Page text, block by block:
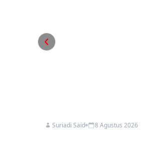
Suriadi Said 8 Agustus 2026